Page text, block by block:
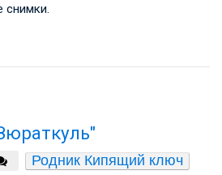
снимки.
Родник Кипящий ключ